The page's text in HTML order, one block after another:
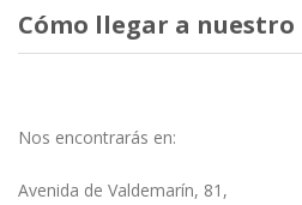
Cómo llegar a
Nos encontrarás en:
Avenida de Valdemarín, 81,